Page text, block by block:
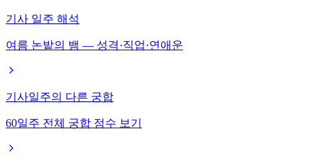
기사 일주 해석
여름 논밭의 뱀 — 성격·직업·연애운
기사일주의 다른 궁합
60일주 전체 궁합 점수 보기